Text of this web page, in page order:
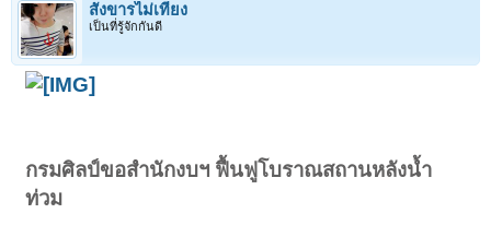
สังขารไม่เที่ยง
เป็นที่รู้จักกันดี
กรมศิลป์ขอสำนักงบฯ ฟื้นฟูโบราณสถานหลังน้ำ
ท่วม